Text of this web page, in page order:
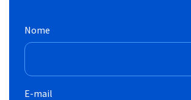
Nome
E-mail